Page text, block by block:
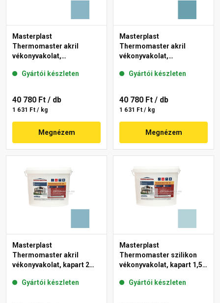
Masterplast
Thermomaster akril
vékonyvakolat,
36-D 25 kg
Gyártói készleten
40 780 Ft / db
1 631 Ft / kg
Megnézem
Masterplast
Thermomaster akril
vékonyvakolat,
36-C 25 kg
Gyártói készleten
40 780 Ft / db
1 631 Ft / kg
Megnézem
Masterplast
Thermomaster akril
vékonyvakolat, kapart 2
Gyártói készleten
Masterplast
Thermomaster szilikon
vékonyvakolat, kapart 1,5
Gyártói készleten